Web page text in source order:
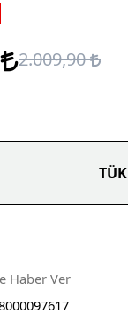
2.009,90
Haber Ver